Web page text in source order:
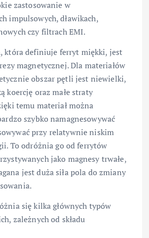
zastosowanie w
impulsowych, dławikach,
czy filtrach EMI.
która definiuje ferryt miękki, jest
magnetycznej. Dla materiałów
obszar pętli jest niewielki,
koercję oraz małe straty
temu materiał można
szybko namagnesowywać
przy relatywnie niskim
To odróżnia go od ferrytów
jako magnesy trwałe,
jest duża siła pola do zmiany
się kilka głównych typów
zależnych od składu